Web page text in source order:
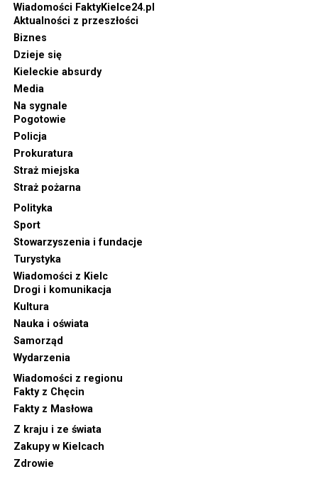
Wiadomości FaktyKielce24.pl
Aktualności z przeszłości
Biznes
Dzieje się
Kieleckie absurdy
Media
Na sygnale
Pogotowie
Policja
Prokuratura
Straż miejska
Straż pożarna
Polityka
Sport
Stowarzyszenia i fundacje
Turystyka
Wiadomości z Kielc
Drogi i komunikacja
Kultura
Nauka i oświata
Samorząd
Wydarzenia
Wiadomości z regionu
Fakty z Chęcin
Fakty z Masłowa
Z kraju i ze świata
Zakupy w Kielcach
Zdrowie